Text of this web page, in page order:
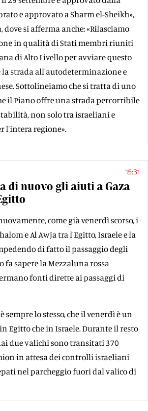
e approvato a Sharm el-Sheikh»,
dove si afferma anche: «Rilasciamo
in qualità di Stati membri riuniti
di Alto Livello per avviare questo
la strada all'autodeterminazione e
Sottolineiamo che si tratta di uno
il Piano offre una strada percorribile
non solo tra israeliani e
l'intera regione».
15:31
di nuovo gli aiuti a Gaza
come già venerdì scorso, i
e Al Awja tra l'Egitto, Israele e la
di fatto il passaggio degli
sapere la Mezzaluna rossa
fonti dirette ai passaggi di
lo stesso, che il venerdì è un
Egitto che in Israele. Durante il resto
due valichi sono transitati 370
in attesa dei controlli israeliani
nel parcheggio fuori dal valico di